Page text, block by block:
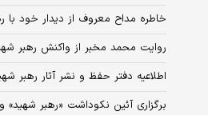
خاطره مداح معروف از دیدار خود با
روایت محمد مخبر از واکنش رهبر
اطلاعیه دفتر حفظ و نشر آثار رهبر
برگزاری آئین نکوداشت «رهبر